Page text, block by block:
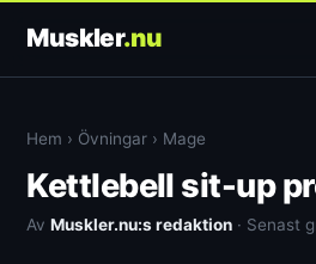
Muskler.nu
Hem › Övningar › Mage
Kettlebell sit-up
AvMuskler.nu:s redaktion · Senast